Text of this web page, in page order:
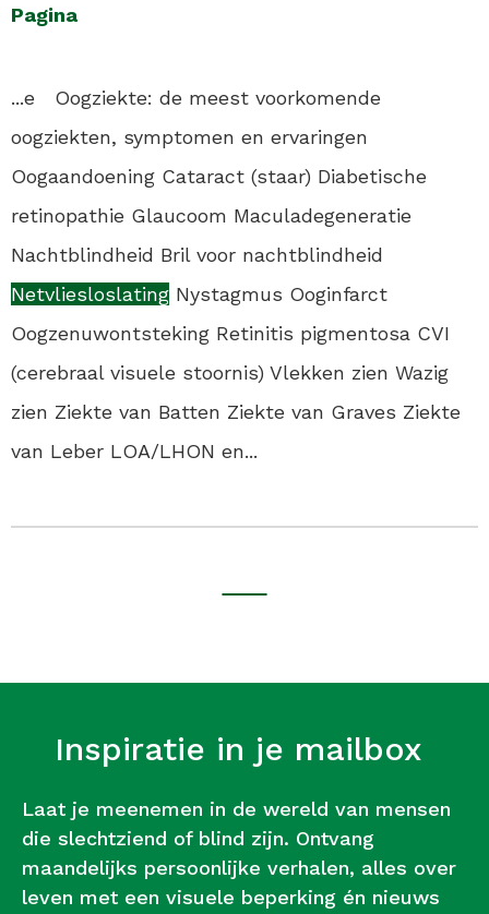
Pagina
...e Oogziekte: de meest voorkomende
oogziekten, symptomen en ervaringen
Oogaandoening Cataract (staar) Diabetische
retinopathie Glaucoom Maculadegeneratie
Nachtblindheid Bril voor nachtblindheid
Netvliesloslating Nystagmus Ooginfarct
Oogzenuwontsteking Retinitis pigmentosa CVI
(cerebraal visuele stoornis) Vlekken zien Wazig
zien Ziekte van Batten Ziekte van Graves Ziekte
van Leber LOA/LHON en...
Inspiratie in je mailbox
Laat je meenemen in de wereld van mensen
die slechtziend of blind zijn. Ontvang
maandelijks persoonlijke verhalen, alles over
leven met een visuele beperking én nieuws